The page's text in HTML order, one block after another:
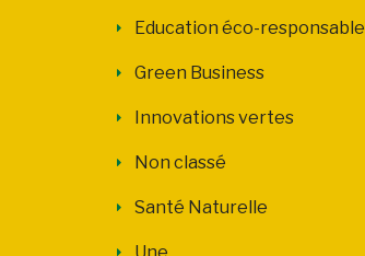
Education éco-responsable
Green Business
Innovations vertes
Non classé
Santé Naturelle